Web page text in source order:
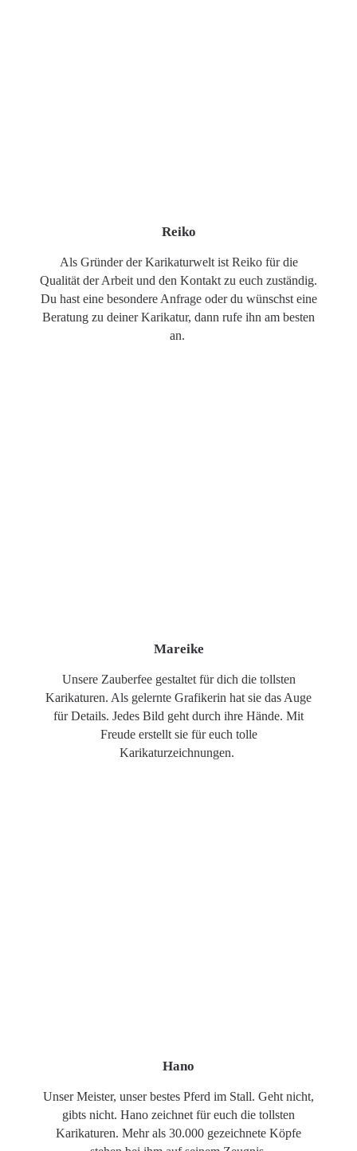
Reiko
Als Gründer der Karikaturwelt ist Reiko für die
Qualität der Arbeit und den Kontakt zu euch zuständig.
Du hast eine besondere Anfrage oder du wünschst eine
Beratung zu deiner Karikatur, dann rufe ihn am besten
an.
Mareike
Unsere Zauberfee gestaltet für dich die tollsten
Karikaturen. Als gelernte Grafikerin hat sie das Auge
für Details. Jedes Bild geht durch ihre Hände. Mit
Freude erstellt sie für euch tolle
Karikaturzeichnungen.
Hano
Unser Meister, unser bestes Pferd im Stall. Geht nicht,
gibts nicht. Hano zeichnet für euch die tollsten
Karikaturen. Mehr als 30.000 gezeichnete Köpfe